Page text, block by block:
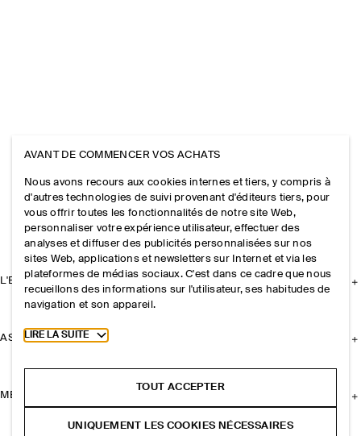
L'ENTREPRISE
ASSISTANCE
MENTIONS LÉGALES
AVANT DE COMMENCER VOS ACHATS
Nous avons recours aux cookies internes et tiers, y compris à
d'autres technologies de suivi provenant d'éditeurs tiers, pour
vous offrir toutes les fonctionnalités de notre site Web,
personnaliser votre expérience utilisateur, effectuer des
analyses et diffuser des publicités personnalisées sur nos
sites Web, applications et newsletters sur Internet et via les
plateformes de médias sociaux. C'est dans ce cadre que nous
recueillons des informations sur l'utilisateur, ses habitudes de
navigation et son appareil.
Toggle more cookie information
LIRE LA SUITE
TOUT ACCEPTER
UNIQUEMENT LES COOKIES NÉCESSAIRES